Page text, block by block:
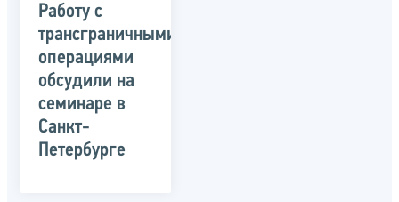
Работу с
трансграничными
операциями
обсудили на
семинаре в
Санкт-
Петербурге